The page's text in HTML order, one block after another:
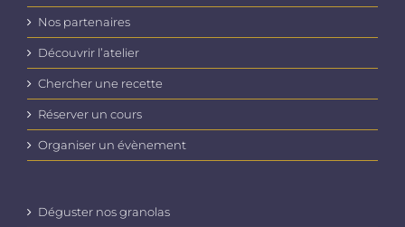
Nos partenaires
Découvrir l’atelier
Chercher une recette
Réserver un cours
Organiser un évènement
Déguster nos granolas